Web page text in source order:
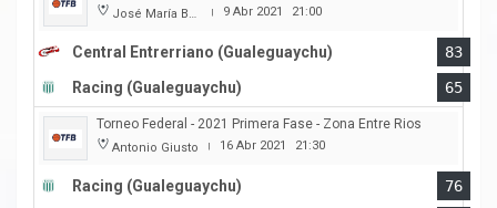
José María Bertora | 9 Abr 2021 21:00
Central Entrerriano (Gualeguaychu)
83
Racing (Gualeguaychu)
65
Torneo Federal - 2021 Primera Fase - Zona Entre Rios
Antonio Giusto | 16 Abr 2021 21:30
Racing (Gualeguaychu)
76